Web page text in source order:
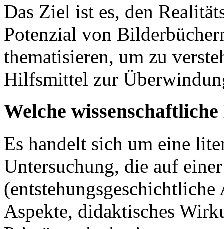
Das Ziel ist es, den
Potenzial von
thematisieren, um zu
Hilfsmittel zur
Welche
Es handelt sich um eine
Untersuchung, die auf
Aspekte, didaktisches